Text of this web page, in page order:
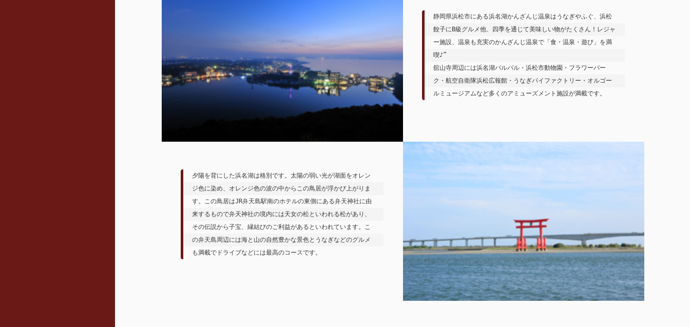
静岡県浜松市にある浜名湖かんざんじ温泉はうなぎやふぐ、浜松
餃子にB級グルメ他、四季を通じて美味しい物がたくさん！レジャ
ー施設、温泉も充実のかんざんじ温泉で「食・温泉・遊び」を満
喫♪”
舘山寺周辺には浜名湖パルパル・浜松市動物園・フラワーパー
ク・航空自衛隊浜松広報館・うなぎパイファクトリー・オルゴー
ルミュージアムなど多くのアミューズメント施設が満載です。
夕陽を背にした浜名湖は格別です。太陽の弱い光が湖面をオレン
ジ色に染め、オレンジ色の波の中からこの鳥居が浮かび上がりま
す。この鳥居はJR弁天島駅南のホテルの東側にある弁天神社に由
来するもので弁天神社の境内には天女の松といわれる松があり、
その伝説から子宝、縁結びのご利益があるといわれています。こ
の弁天島周辺には海と山の自然豊かな景色とうなぎなどのグルメ
も満載でドライブなどには最高のコースです。